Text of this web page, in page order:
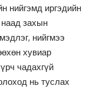
нийгэмд иргэдийн
захын
нийгмээ
хувиар
чадахгүй
нь туслах